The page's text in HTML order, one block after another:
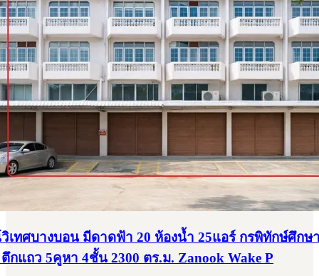
เทศบางบอน มีดาดฟ้า 20 ห้องน้ำ 25แอร์ กรพิทักษ์ศึกษ
กแถว 5คูหา 4ชั้น 2300 ตร.ม. Zanook Wake P